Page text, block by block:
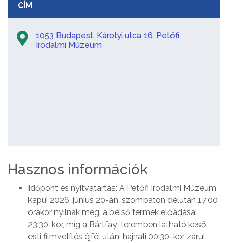
CÍM
1053 Budapest, Károlyi utca 16. Petőfi
Irodalmi Múzeum
Hasznos információk
Időpont és nyitvatartás: A Petőfi Irodalmi Múzeum
kapui 2026. június 20-án, szombaton délután 17:00
órakor nyílnak meg, a belső termek előadásai
23:30-kor, míg a Bártfay-teremben látható késő
esti filmvetítés éjfél után, hajnali 00:30-kor zárul.